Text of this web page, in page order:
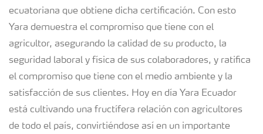
ecuatoriana que obtiene dicha certificación. Con esto
Yara demuestra el compromiso que tiene con el
agricultor, asegurando la calidad de su producto, la
seguridad laboral y física de sus colaboradores, y ratifica
el compromiso que tiene con el medio ambiente y la
satisfacción de sus clientes. Hoy en día Yara Ecuador
está cultivando una fructífera relación con agricultores
de todo el país, convirtiéndose así en un importante